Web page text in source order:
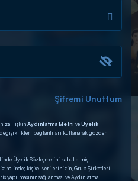
Şifremi Unuttum
ilişkinAydınlatma Metni veÜyelik
bağlantıları kullanarak gözden
Üyelik Sözleşmesini kabul etmiş
halinde; kişisel verilerinizin, Grup Şirketleri
yapılmasının sağlanması ve Aydınlatma